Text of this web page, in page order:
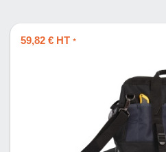
59,82 € HT *